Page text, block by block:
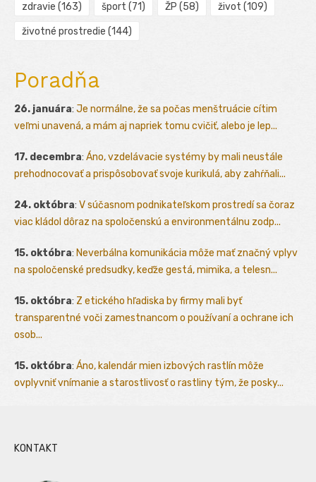
zdravie (163) šport (71) ŽP (58) život (109)
životné prostredie (144)
Poradňa
26. januára: Je normálne, že sa počas menštruácie cítim
veľmi unavená, a mám aj napriek tomu cvičiť, alebo je lep...
17. decembra: Áno, vzdelávacie systémy by mali neustále
prehodnocovať a prispôsobovať svoje kurikulá, aby zahŕňali...
24. októbra: V súčasnom podnikateľskom prostredí sa čoraz
viac kládol dôraz na spoločenskú a environmentálnu zodp...
15. októbra: Neverbálna komunikácia môže mať značný vplyv
na spoločenské predsudky, keďže gestá, mimika, a telesn...
15. októbra: Z etického hľadiska by firmy mali byť
transparentné voči zamestnancom o používaní a ochrane ich
osob...
15. októbra: Áno, kalendár mien izbových rastlín môže
ovplyvniť vnímanie a starostlivosť o rastliny tým, že posky...
KONTAKT